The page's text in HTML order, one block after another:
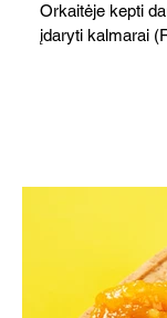
Orkaitėje kepti
įdaryti kalmarai